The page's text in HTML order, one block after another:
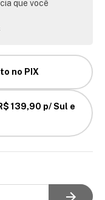
que você
no PIX
139,90 p/ Sul e